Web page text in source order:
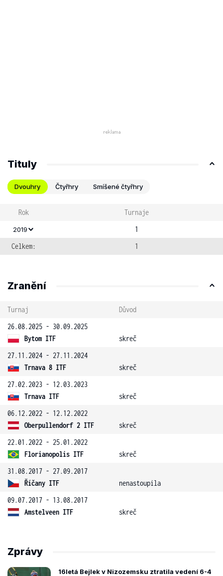
Tituly
Dvouhry Čtyřhry Smíšené čtyřhry
Rok Turnaje
2019
1
Celkem:
1
Zranění
Turnaj
Důvod
26.08.2025 - 30.09.2025
Bytom ITF
skreč
27.11.2024 - 27.11.2024
Trnava 8 ITF
skreč
27.02.2023 - 12.03.2023
Trnava ITF
skreč
06.12.2022 - 12.12.2022
Oberpullendorf 2 ITF
skreč
22.01.2022 - 25.01.2022
Florianopolis ITF
skreč
31.08.2017 - 27.09.2017
Říčany ITF
nenastoupila
09.07.2017 - 13.08.2017
Amstelveen ITF
skreč
Zprávy
16letá Bejlek v Nizozemsku ztratila vedení 6-4